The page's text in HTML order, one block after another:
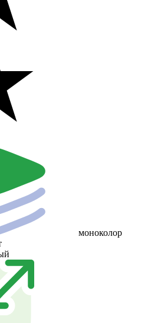
моноколор